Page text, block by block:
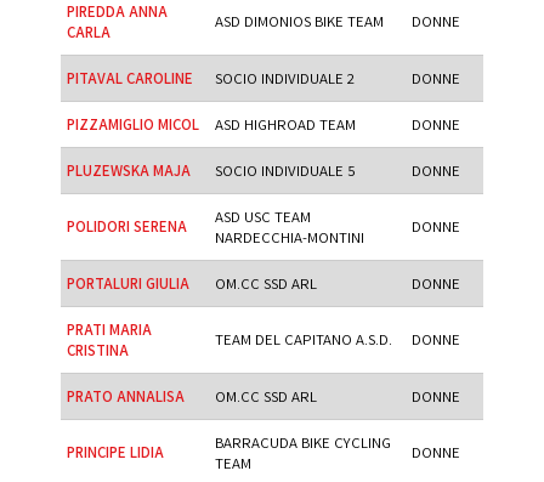
PIREDDA ANNA
CARLA
ASD DIMONIOS BIKE TEAM DONNE
PITAVAL CAROLINE SOCIO INDIVIDUALE 2 DONNE
PIZZAMIGLIO MICOL ASD HIGHROAD TEAM DONNE
PLUZEWSKA MAJA SOCIO INDIVIDUALE 5 DONNE
POLIDORI SERENA
ASD USC TEAM
NARDECCHIA-MONTINI
DONNE
PORTALURI GIULIA OM.CC SSD ARL DONNE
PRATI MARIA
CRISTINA
TEAM DEL CAPITANO A.S.D. DONNE
PRATO ANNALISA OM.CC SSD ARL DONNE
PRINCIPE LIDIA
BARRACUDA BIKE CYCLING
TEAM
DONNE